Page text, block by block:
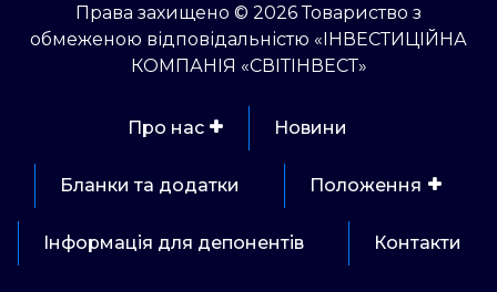
Права захищено © 2026 Товариство з
обмеженою відповідальністю «ІНВЕСТИЦІЙНА
КОМПАНІЯ «СВІТІНВЕСТ»
Про нас Новини
Бланки та додатки Положення
Інформація для депонентів Контакти